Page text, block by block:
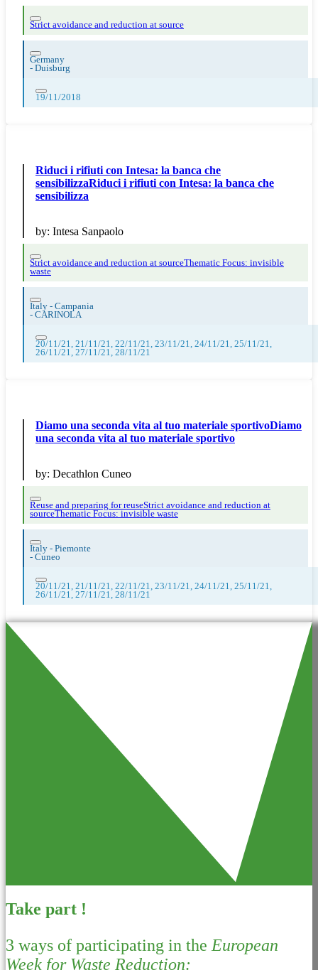
Strict avoidance and reduction at source
Germany
- Duisburg
19/11/2018
Riduci i rifiuti con Intesa: la banca che
sensibilizzaRiduci i rifiuti con Intesa: la banca che
sensibilizza
by: Intesa Sanpaolo
Strict avoidance and reduction at sourceThematic Focus: invisible
waste
Italy - Campania
- CARINOLA
20/11/21, 21/11/21, 22/11/21, 23/11/21, 24/11/21, 25/11/21,
26/11/21, 27/11/21, 28/11/21
Diamo una seconda vita al tuo materiale sportivoDiamo
una seconda vita al tuo materiale sportivo
by: Decathlon Cuneo
Reuse and preparing for reuseStrict avoidance and reduction at
sourceThematic Focus: invisible waste
Italy - Piemonte
- Cuneo
20/11/21, 21/11/21, 22/11/21, 23/11/21, 24/11/21, 25/11/21,
26/11/21, 27/11/21, 28/11/21
Take part !
3 ways of participating in the European
Week for Waste Reduction: